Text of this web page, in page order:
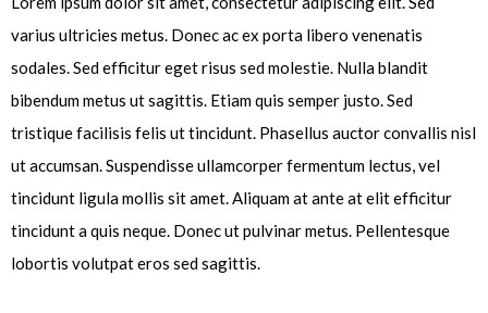
varius ultricies metus. Donec ac ex porta libero venenatis
sodales. Sed efficitur eget risus sed molestie. Nulla blandit
bibendum metus ut sagittis. Etiam quis semper justo. Sed
tristique facilisis felis ut tincidunt. Phasellus auctor convallis nisl
ut accumsan. Suspendisse ullamcorper fermentum lectus, vel
tincidunt ligula mollis sit amet. Aliquam at ante at elit efficitur
tincidunt a quis neque. Donec ut pulvinar metus. Pellentesque
lobortis volutpat eros sed sagittis.